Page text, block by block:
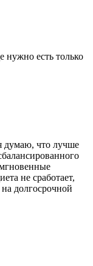
нужно есть только
думаю, что лучше
не сработает,
долгосрочной